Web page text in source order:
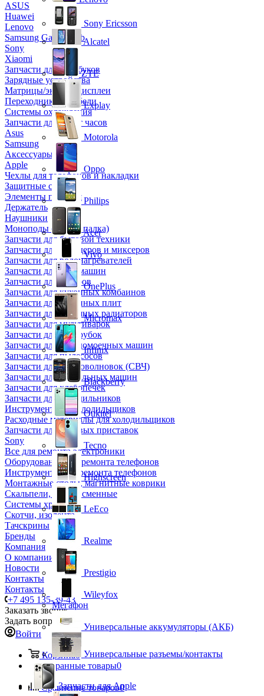
ASUS
Huawei
Lenovo
Samsung Galaxy Tab
Sony
Xiaomi
Запчасти для ноутбуков
Зарядные устройства
Матрицы/экраны/дисплеи
Переходники и кабели
Системы охлаждения
Запчасти для смарт часов
Asus
Samsung
Аксессуары
Apple
Чехлы для телефонов и накладки
Защитные стекла
Элементы питания
Держатель
Наушники
Моноподы (Селфи палка)
Запчасти для бытовой техники
Запчасти для блендеров и миксеров
Запчасти для водонагревателей
Запчасти для кофемашин
Запчасти для кулеров
Запчасти для кухонных комбаинов
Запчасти для кухонных плит
Запчасти для масляных радиаторов
Запчасти для мультиварок
Запчасти для мясорубок
Запчасти для посудомоечных машин
Запчасти для пылесосов
Запчасти для микроволновок (СВЧ)
Запчасти для стиральных машин
Запчасти для хлебопечек
Запчасти для холодильников
Инструмент для холодильщиков
Расходные материалы для холодильщиков
Запчасти для игровых приставок
Sony
Все для ремонта электроники
Оборудование для ремонта телефонов
Инструменты для ремонта телефонов
Монтажные столы, магнитные коврики
Скальпели, лезвия сменные
Системы хранения
Скотчи, изолента
Тачскрины
Бренды
Компания
О компании
Новости
Контакты
Контакты
+7 495 135-39-43
Заказать звонок
Задать вопрос
Войти
Корзина0
Избранные товары0
Сравнение товаров0
Sony Ericsson
Alcatel
ZTE
Explay
Motorola
Oppo
Philips
Acer
Vivo
OnePlus
Micromax
Infinix
Blackberry
Oukitel
Tecno
Highscreen
LeEco
Realme
Prestigio
Wileyfox
Мегафон
Универсальные аккумуляторы (АКБ)
Универсальные разъемы/контакты
Запчасти для Apple